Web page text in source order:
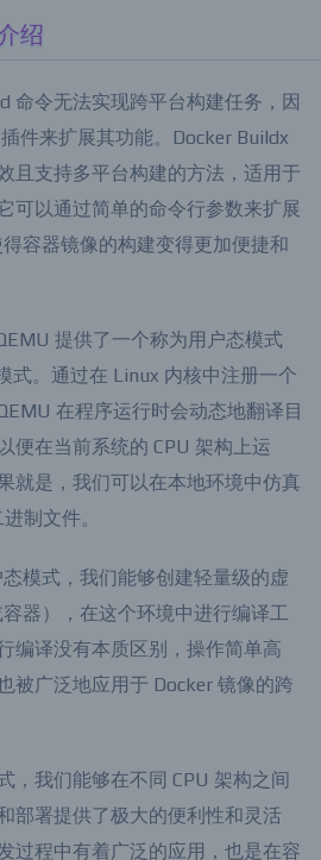
绍
命令无法实现跨平台构建任务，因
件来扩展其功能。Docker Buildx
且支持多平台构建的方法，适用于
可以通过简单的命令行参数来扩展
容器镜像的构建变得更加便捷和
提供了一个称为用户态模式
式。通过在 Linux 内核中注册一个
在程序运行时会动态地翻译目
便在当前系统的 CPU 架构上运
就是，我们可以在本地环境中仿真
模式，我们能够创建轻量级的虚
器），在这个环境中进行编译工
编译没有本质区别，操作简单高
被广泛地应用于 Docker 镜像的跨
，我们能够在不同 CPU 架构之间
部署提供了极大的便利性和灵活